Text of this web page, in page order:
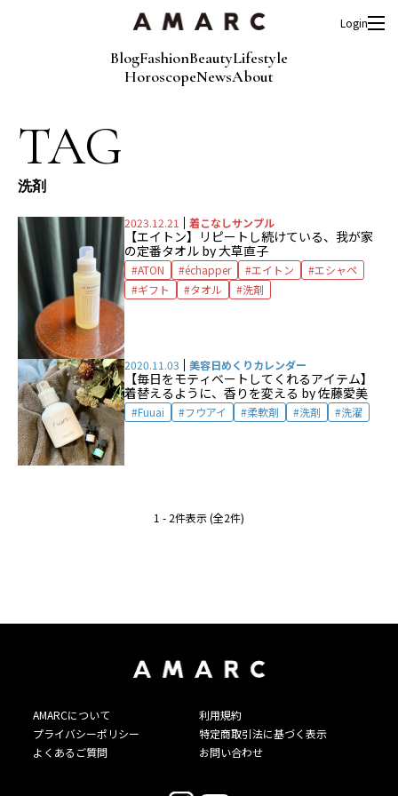
BlogFashionBeautyLifestyle
HoroscopeNewsAbout
Login
TAG
洗剤
2023.12.21 着こなしサンプル
【エイトン】リピートし続けている、我が家
の定番タオル by 大草直子
ATON échapper エイトン
エシャペ
ギフト
タオル 洗剤
2020.11.03 美容日めくりカレンダー
【毎日をモティベートしてくれるアイテム】
着替えるように、香りを変える by 佐藤愛美
Fuuai フウアイ 柔軟剤 洗剤 洗濯
1 - 2件表示 (全2件)
AMARCについて
利用規約
プライバシーポリシー
特定商取引法に基づく表示
よくあるご質問
お問い合わせ